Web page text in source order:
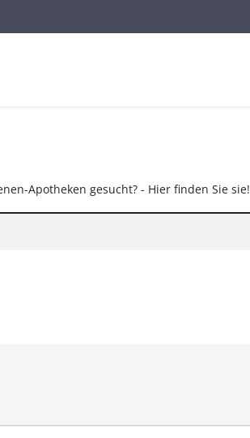
Apotheken gesucht? - Hier finden Sie sie!